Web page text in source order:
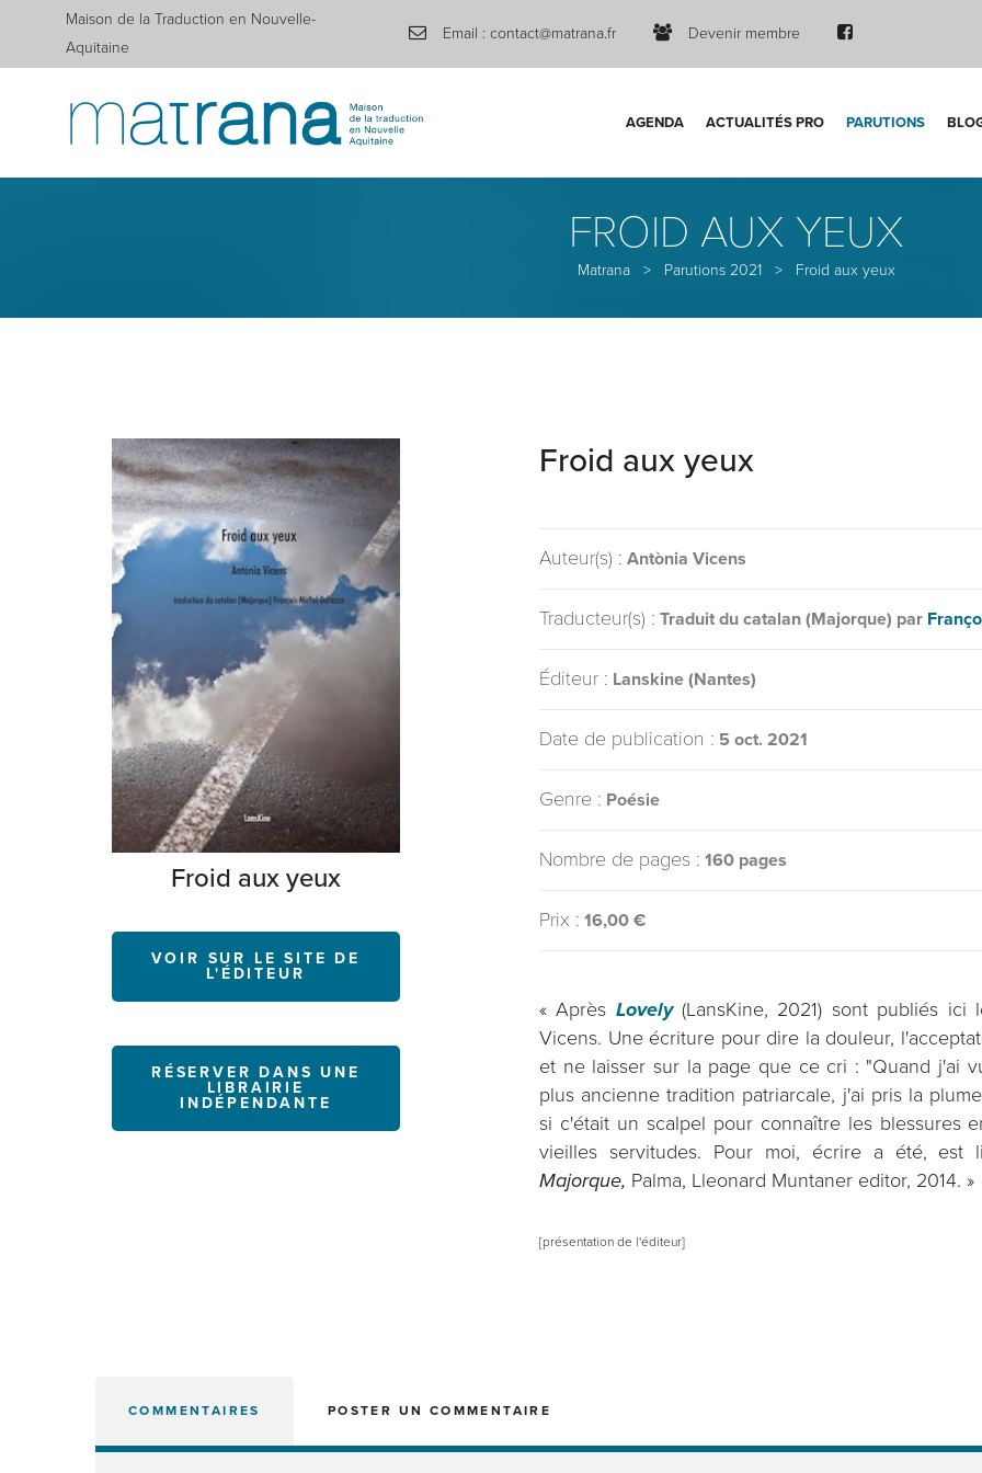
Maison de la Traduction en Nouvelle-
Aquitaine
Email : contact@matrana.fr Devenir membre
AGENDA ACTUALITÉS PRO PARUTIONS
FROID AUX YEUX
Matrana > Parutions 2021 > Froid aux yeux
Froid aux yeux
VOIR SUR LE SITE DE
L'ÉDITEUR
RÉSERVER DANS UNE
LIBRAIRIE
INDÉPENDANTE
Froid aux yeux
Auteur(s) : Antònia Vicens
Traducteur(s) : Traduit du catalan (Majorque) par
Éditeur : Lanskine (Nantes)
Date de publication : 5 oct. 2021
Genre : Poésie
Nombre de pages : 160 pages
Prix : 16,00 €
« Après Lovely(LansKine, 2021) sont publiés ici
Vicens. Une écriture pour dire la douleur,
et ne laisser sur la page que ce cri : "Quand j'ai
plus ancienne tradition patriarcale, j'ai pris la
si c'était un scalpel pour connaître les blessures
vieilles servitudes. Pour moi, écrire a été, est
Majorque, Palma, Lleonard Muntaner editor, 2014. »
[présentation de l'éditeur]
COMMENTAIRES POSTER UN COMMENTAIRE